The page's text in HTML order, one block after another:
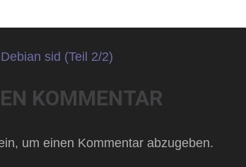
sid (Teil 2/2)
KOMMENTAR
um einen Kommentar abzugeben.